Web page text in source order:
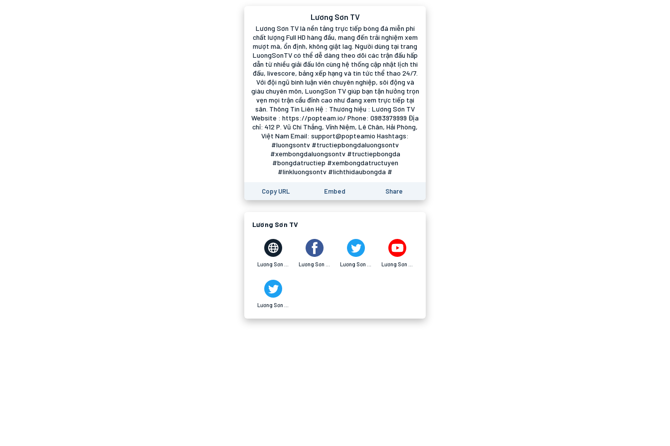
Lương Sơn TV
Lương Sơn TV là nền tảng trực tiếp bóng đá miễn phí
chất lượng Full HD hàng đầu, mang đến trải nghiệm xem
mượt mà, ổn định, không giật lag. Người dùng tại trang
LuongSonTV có thể dễ dàng theo dõi các trận đấu hấp
dẫn từ nhiều giải đấu lớn cùng hệ thống cập nhật lịch thi
đấu, livescore, bảng xếp hạng và tin tức thể thao 24/7.
Với đội ngũ bình luận viên chuyên nghiệp, sôi động và
giàu chuyên môn, LuongSon TV giúp bạn tận hưởng trọn
vẹn mọi trận cầu đỉnh cao như đang xem trực tiếp tại
sân. Thông Tin Liên Hệ : Thương hiệu : Lương Sơn TV
Website : https://popteam.io/ Phone: 0983979999 Địa
chỉ: 412 P. Vũ Chí Thắng, Vĩnh Niệm, Lê Chân, Hải Phòng,
Việt Nam Email: support@popteamio Hashtags:
#luongsontv #tructiepbongdaluongsontv
#xembongdaluongsontv #tructiepbongda
#bongdatructiep #xembongdatructuyen
#linkluongsontv #lichthidaubongda #
Copy URL Embed Share
Lương Sơn TV